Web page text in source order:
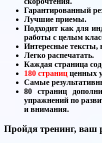
Гарантированный
Лучшие приемы.
Подходит как для
работы с целым
Интересные тексты,
Легко распечатать.
Каждая страница
180 страниц ценных
Самые
80 страниц
упражнений по
и внимания.
Пройдя тренинг, ваш